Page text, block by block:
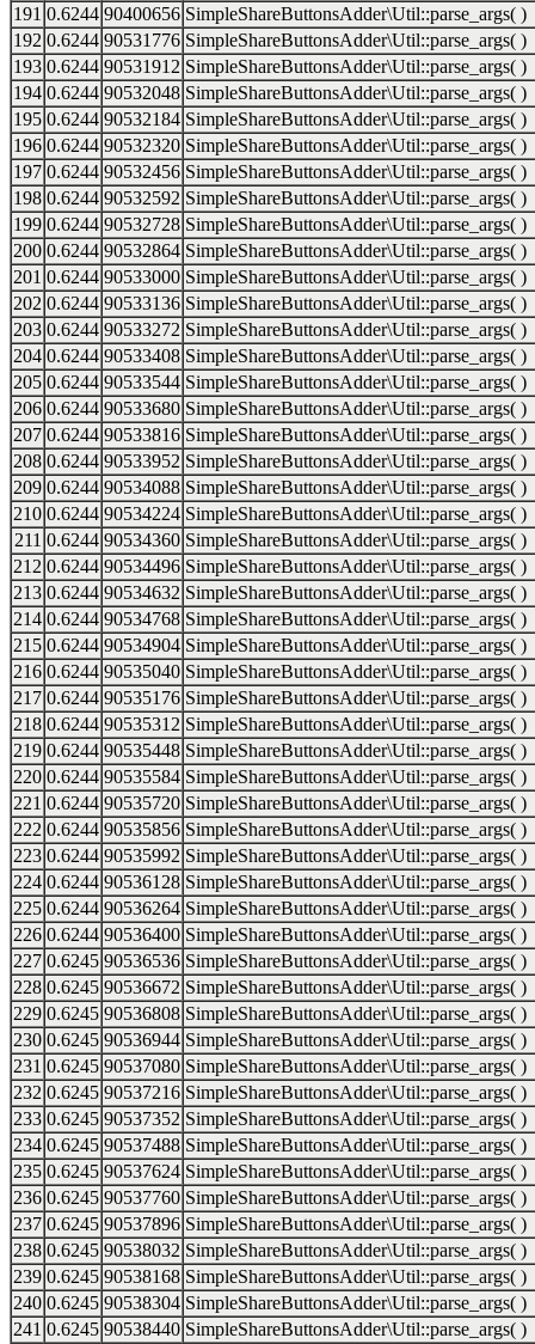
191 0.6244 90400656 SimpleShareButtonsAdder\Util::parse_args( )
192 0.6244 90531776 SimpleShareButtonsAdder\Util::parse_args( )
193 0.6244 90531912 SimpleShareButtonsAdder\Util::parse_args( )
194 0.6244 90532048 SimpleShareButtonsAdder\Util::parse_args( )
195 0.6244 90532184 SimpleShareButtonsAdder\Util::parse_args( )
196 0.6244 90532320 SimpleShareButtonsAdder\Util::parse_args( )
197 0.6244 90532456 SimpleShareButtonsAdder\Util::parse_args( )
198 0.6244 90532592 SimpleShareButtonsAdder\Util::parse_args( )
199 0.6244 90532728 SimpleShareButtonsAdder\Util::parse_args( )
200 0.6244 90532864 SimpleShareButtonsAdder\Util::parse_args( )
201 0.6244 90533000 SimpleShareButtonsAdder\Util::parse_args( )
202 0.6244 90533136 SimpleShareButtonsAdder\Util::parse_args( )
203 0.6244 90533272 SimpleShareButtonsAdder\Util::parse_args( )
204 0.6244 90533408 SimpleShareButtonsAdder\Util::parse_args( )
205 0.6244 90533544 SimpleShareButtonsAdder\Util::parse_args( )
206 0.6244 90533680 SimpleShareButtonsAdder\Util::parse_args( )
207 0.6244 90533816 SimpleShareButtonsAdder\Util::parse_args( )
208 0.6244 90533952 SimpleShareButtonsAdder\Util::parse_args( )
209 0.6244 90534088 SimpleShareButtonsAdder\Util::parse_args( )
210 0.6244 90534224 SimpleShareButtonsAdder\Util::parse_args( )
211 0.6244 90534360 SimpleShareButtonsAdder\Util::parse_args( )
212 0.6244 90534496 SimpleShareButtonsAdder\Util::parse_args( )
213 0.6244 90534632 SimpleShareButtonsAdder\Util::parse_args( )
214 0.6244 90534768 SimpleShareButtonsAdder\Util::parse_args( )
215 0.6244 90534904 SimpleShareButtonsAdder\Util::parse_args( )
216 0.6244 90535040 SimpleShareButtonsAdder\Util::parse_args( )
217 0.6244 90535176 SimpleShareButtonsAdder\Util::parse_args( )
218 0.6244 90535312 SimpleShareButtonsAdder\Util::parse_args( )
219 0.6244 90535448 SimpleShareButtonsAdder\Util::parse_args( )
220 0.6244 90535584 SimpleShareButtonsAdder\Util::parse_args( )
221 0.6244 90535720 SimpleShareButtonsAdder\Util::parse_args( )
222 0.6244 90535856 SimpleShareButtonsAdder\Util::parse_args( )
223 0.6244 90535992 SimpleShareButtonsAdder\Util::parse_args( )
224 0.6244 90536128 SimpleShareButtonsAdder\Util::parse_args( )
225 0.6244 90536264 SimpleShareButtonsAdder\Util::parse_args( )
226 0.6244 90536400 SimpleShareButtonsAdder\Util::parse_args( )
227 0.6245 90536536 SimpleShareButtonsAdder\Util::parse_args( )
228 0.6245 90536672 SimpleShareButtonsAdder\Util::parse_args( )
229 0.6245 90536808 SimpleShareButtonsAdder\Util::parse_args( )
230 0.6245 90536944 SimpleShareButtonsAdder\Util::parse_args( )
231 0.6245 90537080 SimpleShareButtonsAdder\Util::parse_args( )
232 0.6245 90537216 SimpleShareButtonsAdder\Util::parse_args( )
233 0.6245 90537352 SimpleShareButtonsAdder\Util::parse_args( )
234 0.6245 90537488 SimpleShareButtonsAdder\Util::parse_args( )
235 0.6245 90537624 SimpleShareButtonsAdder\Util::parse_args( )
236 0.6245 90537760 SimpleShareButtonsAdder\Util::parse_args( )
237 0.6245 90537896 SimpleShareButtonsAdder\Util::parse_args( )
238 0.6245 90538032 SimpleShareButtonsAdder\Util::parse_args( )
239 0.6245 90538168 SimpleShareButtonsAdder\Util::parse_args( )
240 0.6245 90538304 SimpleShareButtonsAdder\Util::parse_args( )
241 0.6245 90538440 SimpleShareButtonsAdder\Util::parse_args( )